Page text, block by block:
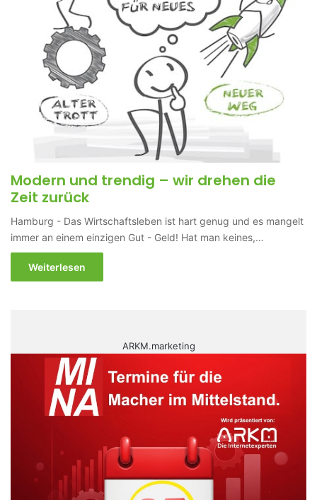
Modern und trendig – wir drehen die
Zeit zurück
Hamburg - Das Wirtschaftsleben ist hart genug und es mangelt
immer an einem einzigen Gut - Geld! Hat man keines,…
Weiterlesen
ARKM.marketing